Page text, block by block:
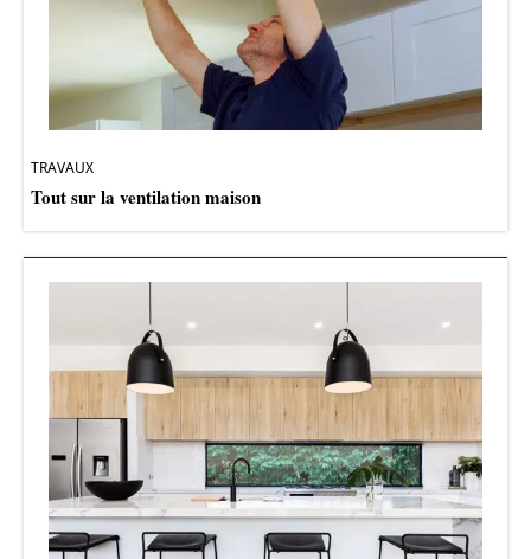
TRAVAUX
Tout sur la ventilation maison